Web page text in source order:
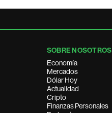
SOBRE NOSOTROS
Economía
Mercados
Dólar Hoy
Actualidad
Cripto
Finanzas Personales